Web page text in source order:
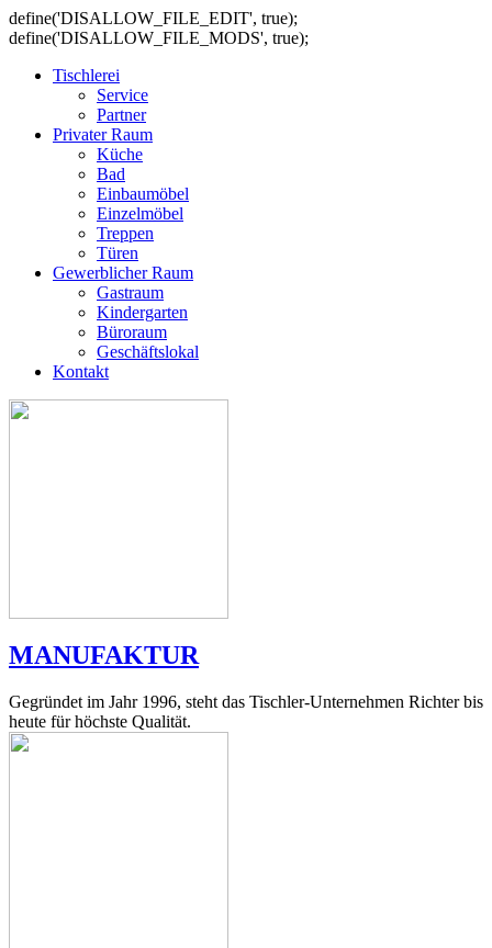
define('DISALLOW_FILE_EDIT', true);
define('DISALLOW_FILE_MODS', true);
Tischlerei
Service
Partner
Privater Raum
Küche
Bad
Einbaumöbel
Einzelmöbel
Treppen
Türen
Gewerblicher Raum
Gastraum
Kindergarten
Büroraum
Geschäftslokal
Kontakt
MANUFAKTUR
Gegründet im Jahr 1996, steht das Tischler-Unternehmen Richter bis
heute für höchste Qualität.